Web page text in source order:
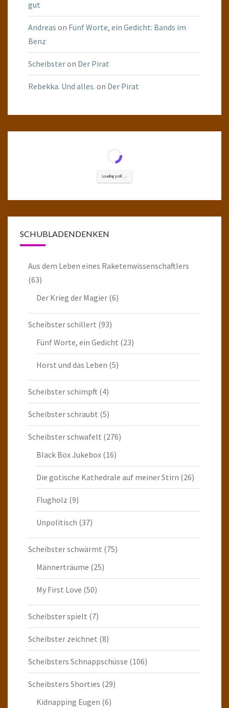
gut
Andreas on Fünf Worte, ein Gedicht: Bands im
Benz
Scheibsteron Der Pirat
Rebekka. Und alles. on Der Pirat
Loading poll ...
SCHUBLADENDENKEN
Aus dem Leben eines Raketenwissenschaftlers
(63)
Der Krieg der Magier (6)
Scheibster schillert (93)
Fünf Worte, ein Gedicht (23)
Horst und das Leben (5)
Scheibster schimpft (4)
Scheibster schraubt (5)
Scheibster schwafelt (276)
Black Box Jukebox (16)
Die gotische Kathedrale auf meiner Stirn (26)
Flugholz (9)
Unpolitisch (37)
Scheibster schwärmt (75)
Männerträume (25)
My First Love (50)
Scheibster spielt (7)
Scheibster zeichnet (8)
Scheibsters Schnappschüsse (106)
Scheibsters Shorties (29)
Kidnapping Eugen (6)